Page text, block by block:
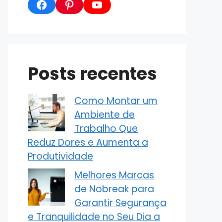
Facebook
PinterestYouTube
Posts recentes
Como Montar um
Ambiente de
Trabalho Que
Reduz Dores e Aumenta a
Produtividade
Melhores Marcas
de Nobreak para
Garantir Segurança
e Tranquilidade no Seu Dia a